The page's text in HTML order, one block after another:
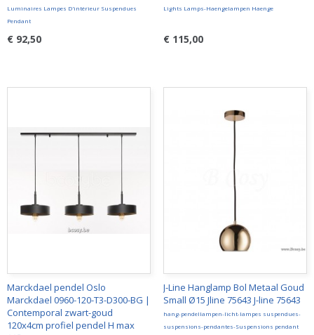
Luminaires Lampes D'intérieur Suspendues
Pendant
€ 92,50
Lights Lamps-Haengelampen Haenge
€ 115,00
Marckdael pendel Oslo
Marckdael 0960-120-T3-D300-BG |
Contemporal zwart-goud
120x4cm profiel pendel H max
J-Line Hanglamp Bol Metaal Goud
Small Ø15 Jline 75643 J-line 75643
hang-pendellampen-licht-lampes suspendues-
suspensions-pendantes-Suspensions pendant